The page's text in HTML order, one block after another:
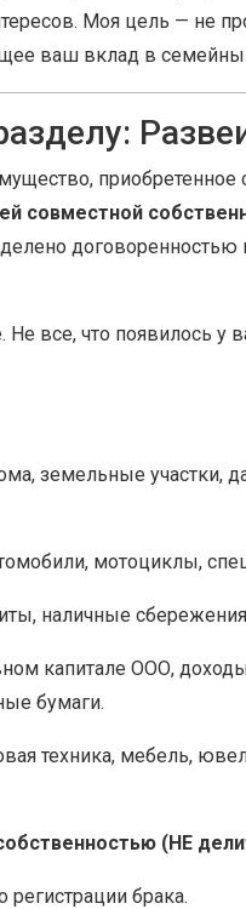
Моя цель — не
ваш вклад в
приобретенное
совместной
все, что появилось у
земельные участки,
мотоциклы,
наличные
капитале ООО,
бумаги.
техника, мебель,
(НЕ
брака.